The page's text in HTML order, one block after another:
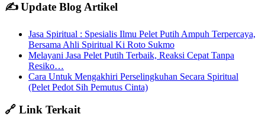
✍️ Update Blog Artikel
Jasa Spiritual : Spesialis Ilmu Pelet Putih Ampuh Terpercaya,
Bersama Ahli Spiritual Ki Roto Sukmo
Melayani Jasa Pelet Putih Terbaik, Reaksi Cepat Tanpa
Resiko…
Cara Untuk Mengakhiri Perselingkuhan Secara Spiritual
(Pelet Pedot Sih Pemutus Cinta)
🔗 Link Terkait